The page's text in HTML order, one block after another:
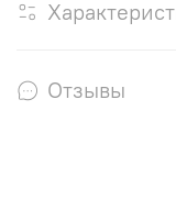
Отзывы